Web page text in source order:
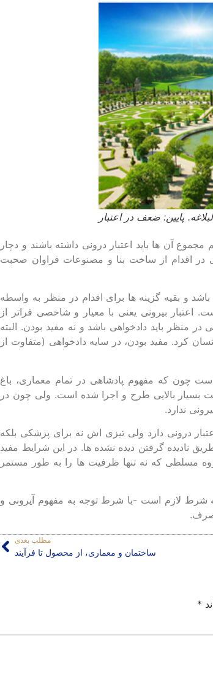
پایین: ضعف در اعتبار
آن ها باید اعتبار درونی داشته باشند و دچار
در اقدام از ساخت بنا و مصنوعات فراوان صحبت
و بقیه گزینه ها برای اقدام در منظر به واسطه
اعتبار بیرونی یعنی با معیار و شاخصی فراتر از
در منظر باید دادخواهی باشد و نه مفید بودن. البته
کرد. مفید بودن، در سایه دادخواهی (متفاوت از
چون که مفهوم پادشاهی در تمام معماری، باغ
بسیار بالایی طرح و اجرا شده است. ولی چون در
ندارد.
درونی دارد ولی تیزی اش نه برای پزشکی بلکه
نادیده گرفتن دیده نشده ها. در این شرایط مفید
که نه تنها ظرفیت ها را به طور مستمر
که شرط لازم است -با شرط توجه به مفهوم آیرونی و
صرف.
مطلب بعدی
ساختمان و معماری، از محصول تا فرآیند
*